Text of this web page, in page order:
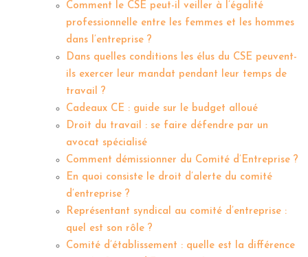
Comment le CSE peut-il veiller à l’égalité
professionnelle entre les femmes et les hommes
dans l’entreprise ?
Dans quelles conditions les élus du CSE peuvent-
ils exercer leur mandat pendant leur temps de
travail ?
Cadeaux CE : guide sur le budget alloué
Droit du travail : se faire défendre par un
avocat spécialisé
Comment démissionner du Comité d’Entreprise ?
En quoi consiste le droit d’alerte du comité
d’entreprise ?
Représentant syndical au comité d’entreprise :
quel est son rôle ?
Comité d’établissement : quelle est la différence